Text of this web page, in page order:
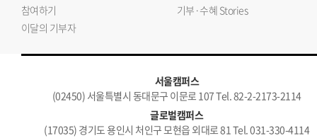
참여하기
기부·수혜 Stories
이달의 기부자
서울캠퍼스
(02450) 서울특별시 동대문구 이문로 107 Tel. 82-2-2173-2114
글로벌캠퍼스
(17035) 경기도 용인시 처인구 모현읍 외대로 81 Tel. 031-330-4114